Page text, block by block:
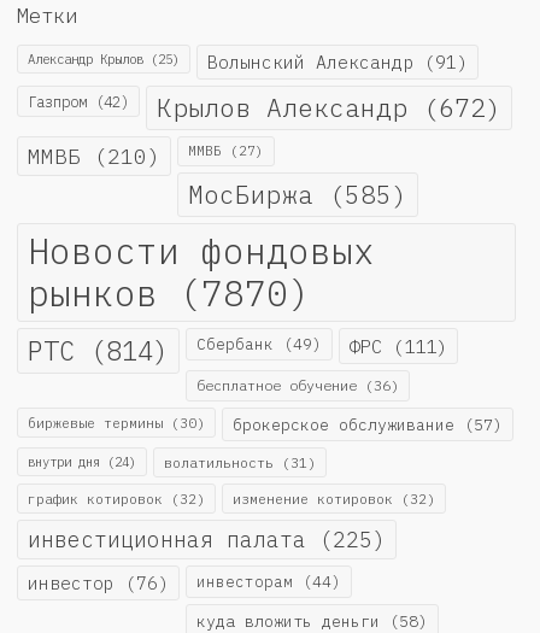
Метки
Александр Крылов (25) Волынский Александр (91)
Газпром (42) Крылов Александр (672)
ММВБ (210) ММВБ (27)
МосБиржа (585)
Новости фондовых
рынков (7870)
РТС (814) Сбербанк (49) ФРС (111)
бесплатное обучение (36)
биржевые термины (30) брокерское обслуживание (57)
внутри дня (24) волатильность (31)
график котировок (32) изменение котировок (32)
инвестиционная палата (225)
инвестор (76) инвесторам (44)
куда вложить деньги (58)